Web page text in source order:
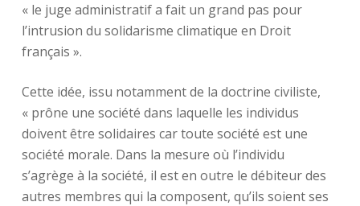
« le juge administratif a fait un grand pas pour
l’intrusion du solidarisme climatique en Droit
français ».
Cette idée, issu notamment de la doctrine civiliste,
« prône une société dans laquelle les individus
doivent être solidaires car toute société est une
société morale. Dans la mesure où l’individu
s’agrège à la société, il est en outre le débiteur des
autres membres qui la composent, qu’ils soient ses